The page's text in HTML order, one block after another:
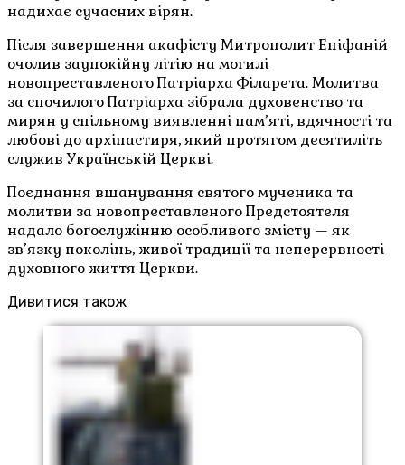
надихає сучасних вірян.
Після завершення акафісту Митрополит Епіфаній
очолив заупокійну літію на могилі
новопреставленого Патріарха Філарета. Молитва
за спочилого Патріарха зібрала духовенство та
мирян у спільному виявленні пам’яті, вдячності та
любові до архіпастиря, який протягом десятиліть
служив Українській Церкві.
Поєднання вшанування святого мученика та
молитви за новопреставленого Предстоятеля
надало богослужінню особливого змісту — як
зв’язку поколінь, живої традиції та неперервності
духовного життя Церкви.
Дивитися також